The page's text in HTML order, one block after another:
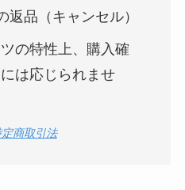
返品（キャンセル）
の特性上、購入確
は応じられませ
商取引法